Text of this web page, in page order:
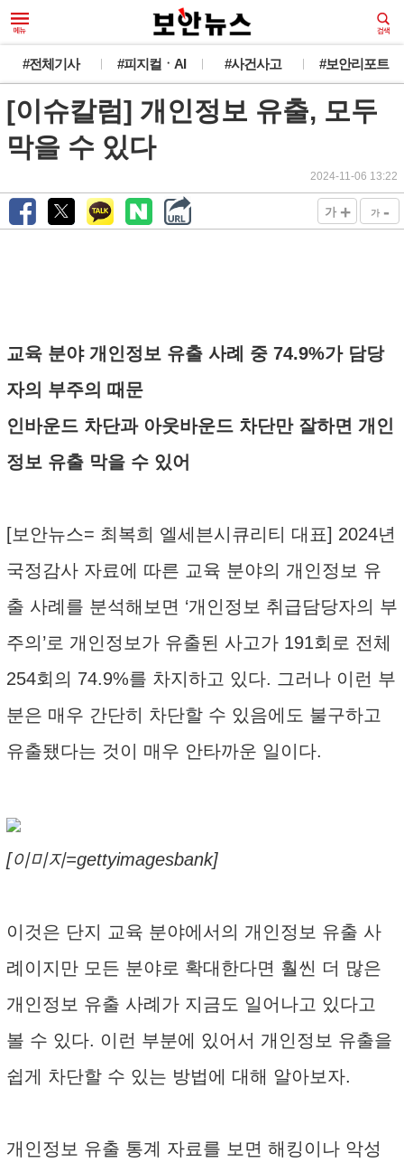
#전체기사 #피지컬ㆍAI #사건사고 #보안리포트
[이슈칼럼] 개인정보 유출, 모두
막을 수 있다
2024-11-06 13:22
가 + 가 -
교육 분야 개인정보 유출 사례 중 74.9%가 담당
자의 부주의 때문
인바운드 차단과 아웃바운드 차단만 잘하면 개인
정보 유출 막을 수 있어
[보안뉴스= 최복희 엘세븐시큐리티 대표] 2024년
국정감사 자료에 따른 교육 분야의 개인정보 유
출 사례를 분석해보면 ‘개인정보 취급담당자의 부
주의’로 개인정보가 유출된 사고가 191회로 전체
254회의 74.9%를 차지하고 있다. 그러나 이런 부
분은 매우 간단히 차단할 수 있음에도 불구하고
유출됐다는 것이 매우 안타까운 일이다.
[이미지=gettyimagesbank]
이것은 단지 교육 분야에서의 개인정보 유출 사
례이지만 모든 분야로 확대한다면 훨씬 더 많은
개인정보 유출 사례가 지금도 일어나고 있다고
볼 수 있다. 이런 부분에 있어서 개인정보 유출을
쉽게 차단할 수 있는 방법에 대해 알아보자.
개인정보 유출 통계 자료를 보면 해킹이나 악성